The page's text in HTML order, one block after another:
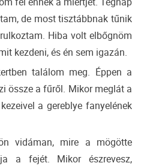
de most tisztábbnak tűnik
Hiba volt elbőgnöm
kezdeni, és én sem igazán.
találom meg. Éppen a
össze a fűről. Mikor meglát a
a gereblye fanyelének
vidáman, mire a mögötte
a fejét. Mikor észrevesz,